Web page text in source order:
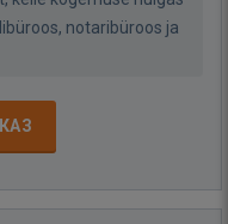
notaribüroos ja